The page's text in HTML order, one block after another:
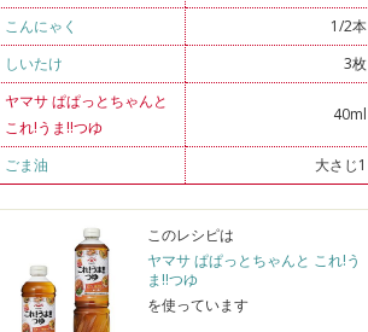
こんにゃく
1/2本
しいたけ
3枚
ヤマサ ぱぱっとちゃんと
これ!うま!!つゆ
40ml
ごま油 大さじ1
このレシピは
ヤマサ ぱぱっとちゃんと これ!う
ま!!つゆ
を使っています